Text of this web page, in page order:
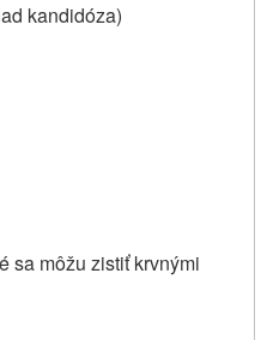
kandidóza)
sa môžu zistiť krvnými